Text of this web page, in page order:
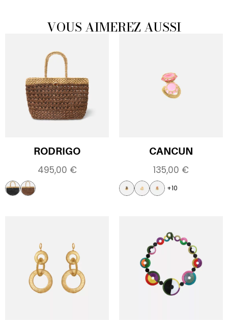
VOUS AIMEREZ AUSSI
RODRIGO
495,00 €
CANCUN
135,00 €
+10